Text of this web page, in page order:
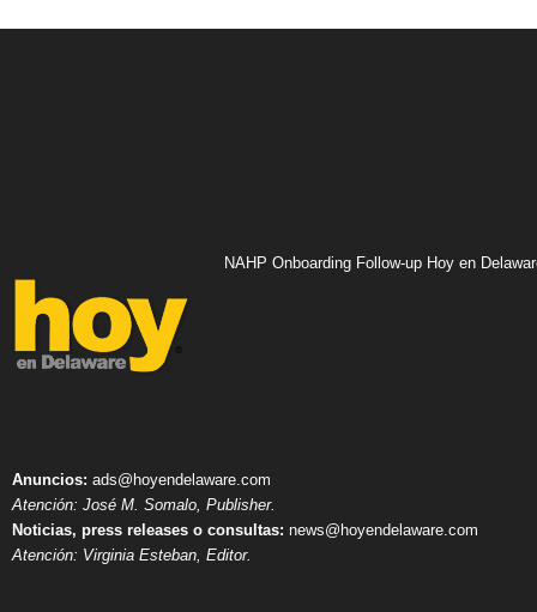
NAHP Onboarding Follow-up Hoy en
Anuncios: ads@hoyendelaware.com
Atención: José M. Somalo, Publisher.
Noticias, press releases o consultas: news@hoyendelaware.com
Atención: Virginia Esteban, Editor.